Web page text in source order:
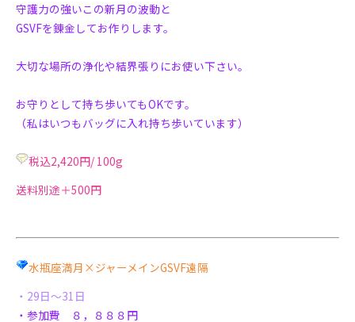
守護力の強いこの新月の波動と
GSVFを錬金してお作りします。
大切な場所の浄化や結界張りにお使い下さい。
お守りとして持ち歩いてもOKです。
（私はいつもバッグに入れ持ち歩いています）
税込2,420円/ 100g
送料別途＋500円
水瓶座満月×ジャーメインGSVF遠隔
・29日～31日
・参加費 ８，８８８円